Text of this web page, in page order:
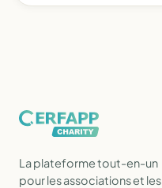
La plateforme tout-en-un
pour les associations et les